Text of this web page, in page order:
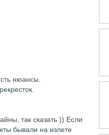
нюансы.
так сказать )) Если
бывали на излете